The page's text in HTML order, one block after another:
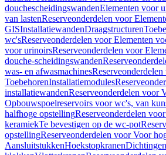
douchescheidingswandenElementen voor
van lastenReserveonderdelen voor
GISInstallatiewandenDraagstructuren
wc'sReserveonderdelen voor Elementen
voor urinoirsReserveonderdelen voor
douche-scheidingswanden
was- en afwasmachines
ToebehorenInstallatiemodules
installatiewandenReserveonderdelen voor
Opbouwspoelreservoirs voor wc's, van
halfhoge opstellingReserveonderdelen
keramiekTe bevestigen op de wc-pot
opstellingReserveonderdelen voor Voor
AansluitstukkenHoekstopkranenDichtingen